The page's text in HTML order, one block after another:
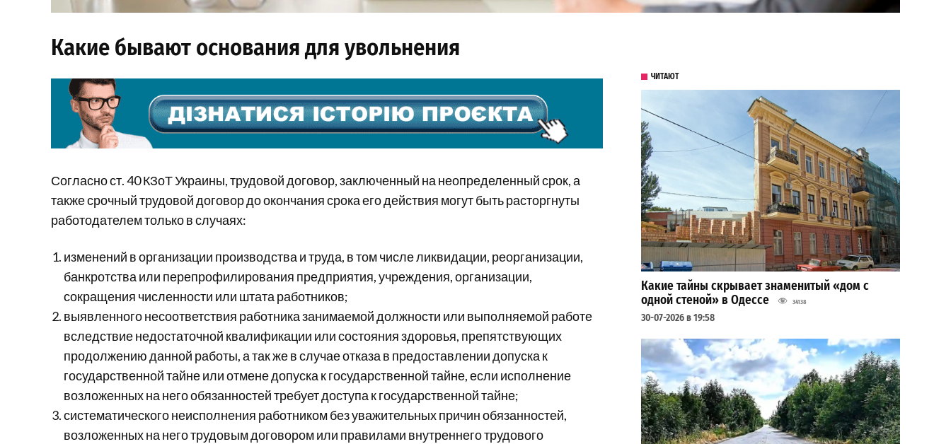
Какие бывают основания для увольнения
Согласно ст. 40 КЗоТ Украины, трудовой договор, заключенный на неопределенный срок, а
также срочный трудовой договор до окончания срока его действия могут быть расторгнуты
работодателем только в случаях:
изменений в организации производства и труда, в том числе ликвидации, реорганизации,
банкротства или перепрофилирования предприятия, учреждения, организации,
сокращения численности или штата работников;
выявленного несоответствия работника занимаемой должности или выполняемой работе
вследствие недостаточной квалификации или состояния здоровья, препятствующих
продолжению данной работы, а так же в случае отказа в предоставлении допуска к
государственной тайне или отмене допуска к государственной тайне, если исполнение
возложенных на него обязанностей требует доступа к государственной тайне;
систематического неисполнения работником без уважительных причин обязанностей,
возложенных на него трудовым договором или правилами внутреннего трудового
ЧИТАЮТ
Какие тайны скрывает знаменитый «дом с
одной стеной» в Одессе
34138
30-07-2026 в 19:58